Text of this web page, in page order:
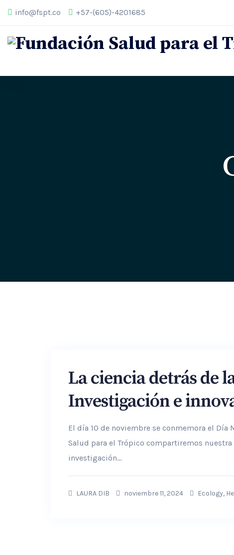
info@fspt.co +57-(605)-4201685
La ciencia detrás de
Investigación e
El día 10 de noviembre se conmemora el Día
Salud para el Trópico compartiremos
investigación...
LAURA DIB noviembre 11, 2024 Ecology,